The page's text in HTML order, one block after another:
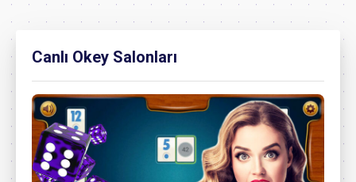
Canlı Okey Salonları